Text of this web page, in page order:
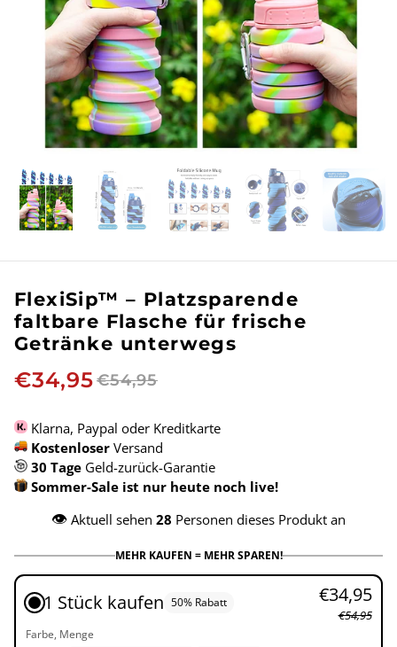
FlexiSip™ – Platzsparende
faltbare Flasche für frische
Getränke unterwegs
€34,95€54,95
Klarna, Paypal oder Kreditkarte
Kostenloser Versand
30 Tage Geld-zurück-Garantie
Sommer-Sale ist nur heute noch live!
👁️ Aktuell sehen 28 Personen dieses Produkt an
MEHR KAUFEN = MEHR SPAREN!
1 Stück kaufen 50% Rabatt €34,95
€54,95
Farbe Menge